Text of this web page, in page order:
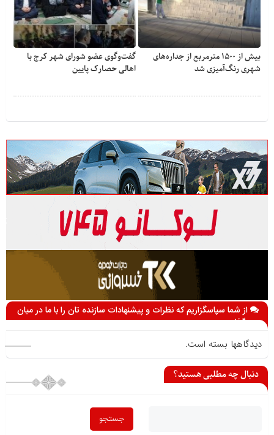
بیش از ۱۵۰۰ مترمربع از جداره‌های
شهری رنگ‌آمیزی شد
گفت‌وگوی عضو شورای شهر کرج با
اهالی حصارک پایین
از شما سپاسگزاریم که نظرات و پیشنهادات سازنده تان را با ما در میان
می گذارید
دیدگاهها بسته است.
دنبال چه مطلبی هستید؟